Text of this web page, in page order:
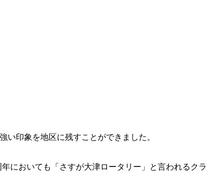
印象を地区に残すことができました。
においても「さすが大津ロータリー」と言われるクラ